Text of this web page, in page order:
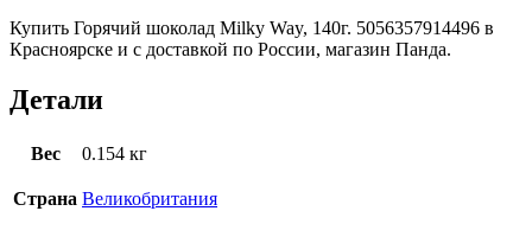
Купить Горячий шоколад Milky Way, 140г. 5056357914496 в
Красноярске и с доставкой по России, магазин Панда.
Детали
Вес 0.154 кг
Страна Великобритания